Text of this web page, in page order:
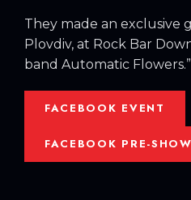
They made an exclusive
Plovdiv, at Rock Bar
band Automatic Flowers.”
FACEBOOK EVENT
FACEBOOK PRE-SHOW